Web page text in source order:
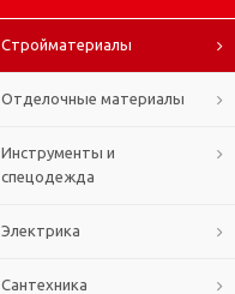
Стройматериалы
Отделочные материалы
Инструменты и
спецодежда
Электрика
Сантехника